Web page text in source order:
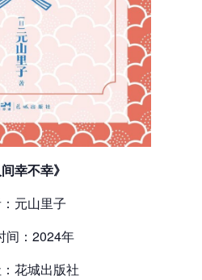
间幸不幸》
元山里子
间：2024年
花城出版社